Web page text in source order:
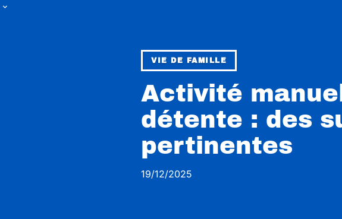
VIE DE FAMILLE
Activité
détente : des
pertinentes
19/12/2025